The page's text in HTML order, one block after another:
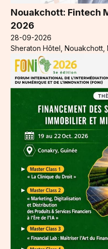
Nouakchott: Fintech
2026
28-09-2026
Sheraton Hôtel, Nouakchott,